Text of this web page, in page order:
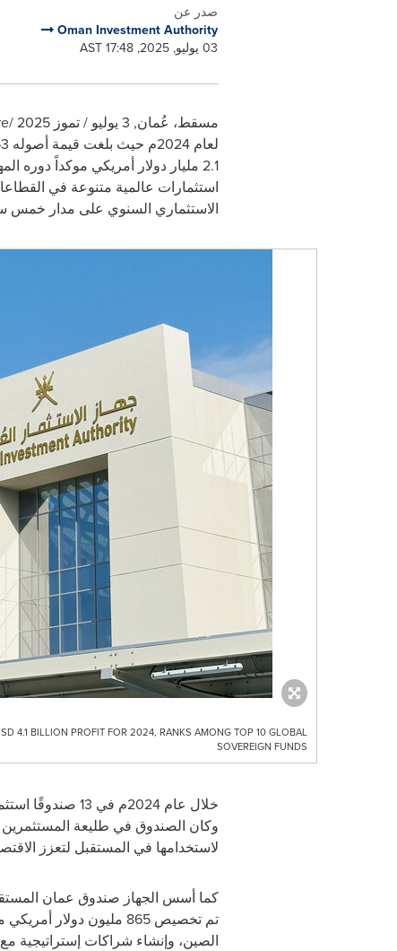
صدر عن
Oman Investment Authority
03 يوليو, 2025, 17:48 AST
مسقط، عُمان, 3 يوليو / تموز 2025 /PRNewswire/ --
لعام 2024م حيث بلغت قيمة أصوله 53 مليار دولار أمريكي وحقق صافي أرباح بلغت 4.12 مليار دولار أمريكي، ورفدّ الموازنة العامة للدولة بمبلغ
2.1 مليار دولار أمريكي موكداً دوره
الاستثماري السنوي على مدار
4.1 BILLION PROFIT FOR 2024, RANKS AMONG TOP 10 GLOBAL
SOVEREIGN FUNDS
خلال عام
وكان الصندوق في طليعة
لاستخدامها في المستقبل لتعزز
كما أسس الجهاز صندوق عمان المستقبل في يناير 2024 بهدف جذب المستثمرين الأجانب
تم تخصيص 865 مليون دولار أمريكي منها في الاستثمار. وتبرز من بين المشروعات مصنع البولي سيليكون في صحار، الذي يعد أكبر مصنع خارج
الصين، وإنشاء شراكات إستراتيجية